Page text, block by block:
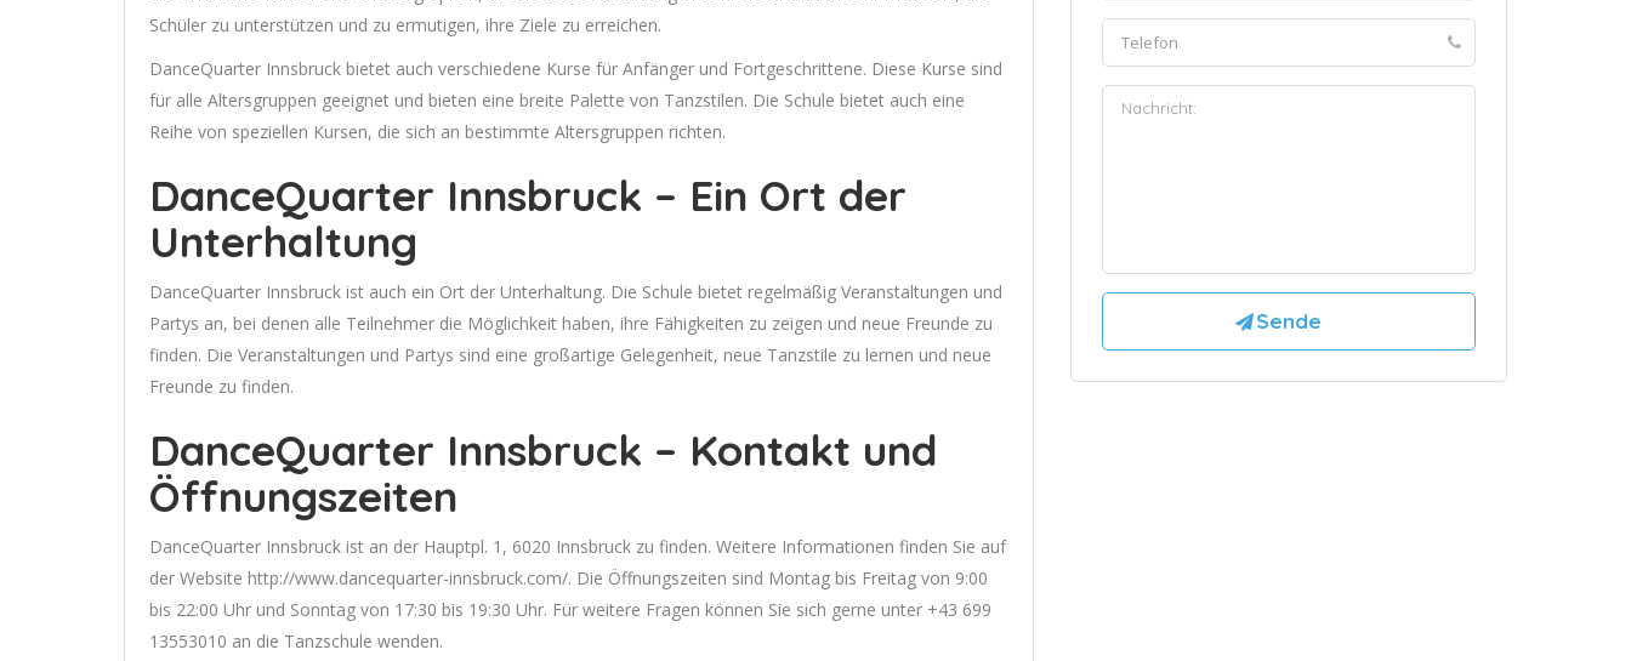
Schüler zu unterstützen und zu ermutigen, ihre Ziele zu erreichen.
DanceQuarter Innsbruck bietet auch verschiedene Kurse für Anfänger und Fortgeschrittene. Diese Kurse sind
für alle Altersgruppen geeignet und bieten eine breite Palette von Tanzstilen. Die Schule bietet auch eine
Reihe von speziellen Kursen, die sich an bestimmte Altersgruppen richten.
DanceQuarter Innsbruck – Ein Ort der
Unterhaltung
DanceQuarter Innsbruck ist auch ein Ort der Unterhaltung. Die Schule bietet regelmäßig Veranstaltungen und
Partys an, bei denen alle Teilnehmer die Möglichkeit haben, ihre Fähigkeiten zu zeigen und neue Freunde zu
finden. Die Veranstaltungen und Partys sind eine großartige Gelegenheit, neue Tanzstile zu lernen und neue
Freunde zu finden.
DanceQuarter Innsbruck – Kontakt und
Öffnungszeiten
DanceQuarter Innsbruck ist an der Hauptpl. 1, 6020 Innsbruck zu finden. Weitere Informationen finden Sie auf
der Website http://www.dancequarter-innsbruck.com/. Die Öffnungszeiten sind Montag bis Freitag von 9:00
bis 22:00 Uhr und Sonntag von 17:30 bis 19:30 Uhr. Für weitere Fragen können Sie sich gerne unter +43 699
13553010 an die Tanzschule wenden.